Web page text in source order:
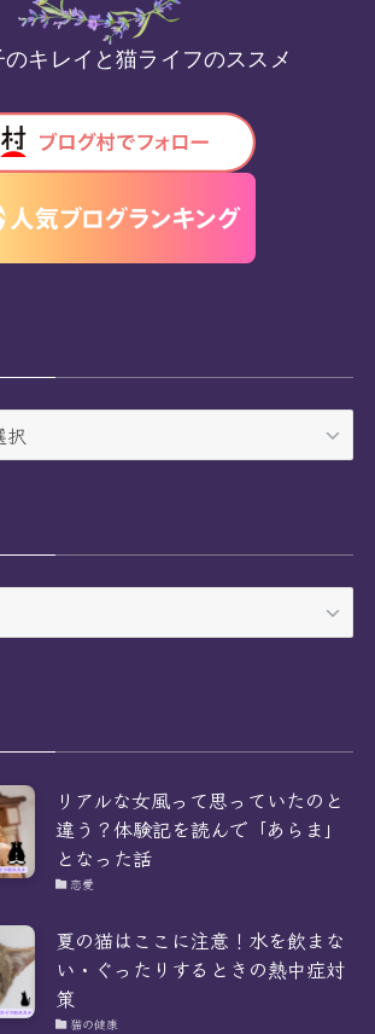
のキレイと猫ライフのススメ
リアルな女風って思っていたのと
違う？体験記を読んで「あらま」
となった話
恋愛
夏の猫はここに注意！水を飲まな
い・ぐったりするときの熱中症対
策
猫の健康